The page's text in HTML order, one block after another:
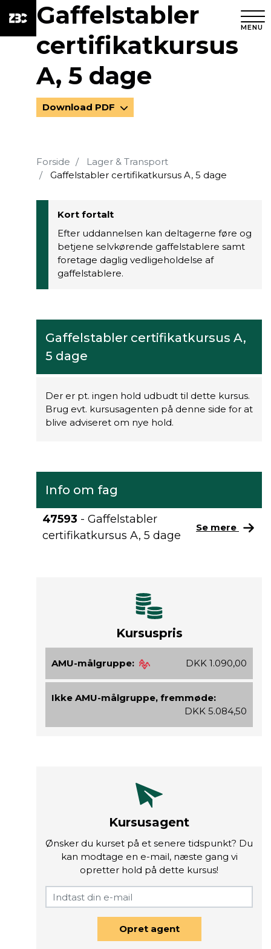
MENU
Gaffelstabler
certifikatkursus
A, 5 dage
Download PDF
Forside
Lager & Transport
Gaffelstabler certifikatkursus A, 5 dage
Kort fortalt
Efter uddannelsen kan deltagerne føre og
betjene selvkørende gaffelstablere samt
foretage daglig vedligeholdelse af
gaffelstablere.
Gaffelstabler certifikatkursus A,
5 dage
Der er pt. ingen hold udbudt til dette kursus.
Brug evt. kursusagenten på denne side for at
blive adviseret om nye hold.
Info om fag
47593 - Gaffelstabler
certifikatkursus A, 5 dage
Se mere
Kursuspris
AMU-målgruppe: DKK 1.090,00
Ikke AMU-målgruppe, fremmøde:
DKK 5.084,50
Kursusagent
Ønsker du kurset på et senere tidspunkt? Du
kan modtage en e-mail, næste gang vi
opretter hold på dette kursus!
Opret agent